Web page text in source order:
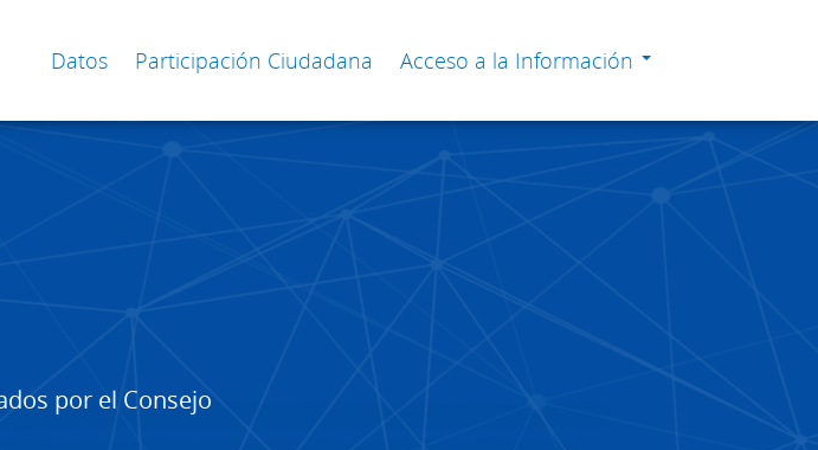
Datos Participación Ciudadana Acceso a la Información
por el Consejo